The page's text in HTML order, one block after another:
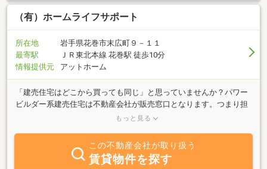
（有）ホームライフサポート
所在地
岩手県花巻市末広町９－１１
最寄駅
ＪＲ東北本線 花巻駅 徒歩10分
情報提供元
アットホーム
「建売住宅はどこから買っても同じ」と思っていませんか？パワー
ビルダー系建売住宅は不動産会社が販売窓口となります。つまり担
当営業マンのような役目が不動産会社なのです。建売住宅購入成功
ん。この事を知らないと、条件面で損したり、入居後に購入した不
動産屋に相談しても全く頼りにならず不満を感じる事になってしま
います。ホームライフサポートはお客様がより良い条件で購入出来
もっと見る
この不動産会社が取り扱う
賃貸物件を探す